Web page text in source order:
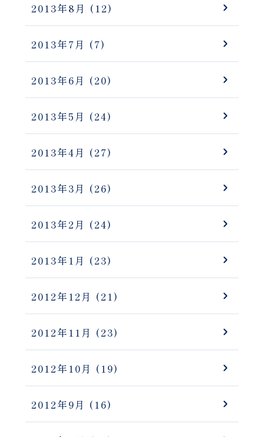
2013年8月 (12)
2013年7月 (7)
2013年6月 (20)
2013年5月 (24)
2013年4月 (27)
2013年3月 (26)
2013年2月 (24)
2013年1月 (23)
2012年12月 (21)
2012年11月 (23)
2012年10月 (19)
2012年9月 (16)